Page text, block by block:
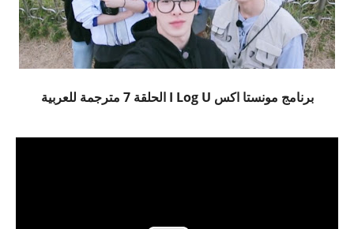
برنامج مونستا اكس I Log U الحلقة 7 مترجمة للعربية